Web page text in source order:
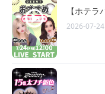
【ホテ
2026-07-